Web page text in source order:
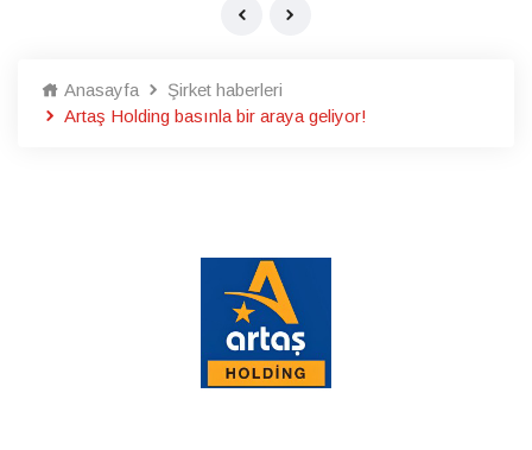
Anasayfa
Şirket haberleri
Artaş Holding basınla bir araya geliyor!